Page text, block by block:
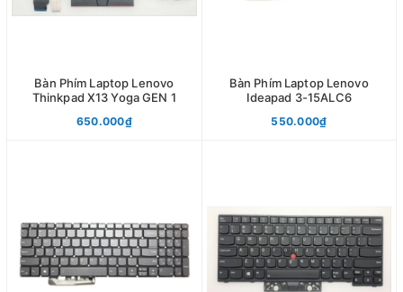
Bàn Phím Laptop Lenovo
Thinkpad X13 Yoga GEN 1
650.000₫
Bàn Phím Laptop Lenovo
Ideapad 3-15ALC6
550.000₫